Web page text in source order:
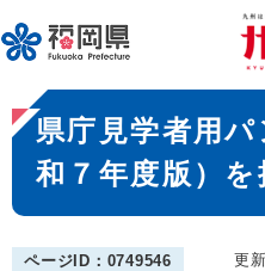
ー
ジ
先
頭
。
メニューを
本
文
県庁見学者用
和７年度版）
ページID：0749546 更